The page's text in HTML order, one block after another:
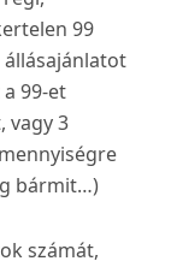
99
állásajánlatot
99-et
vagy 3
bármit…)
számát,